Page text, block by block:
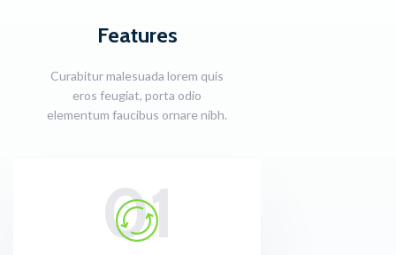
Features
Curabitur malesuada lorem quis
eros feugiat, porta odio
elementum faucibus ornare nibh.
01